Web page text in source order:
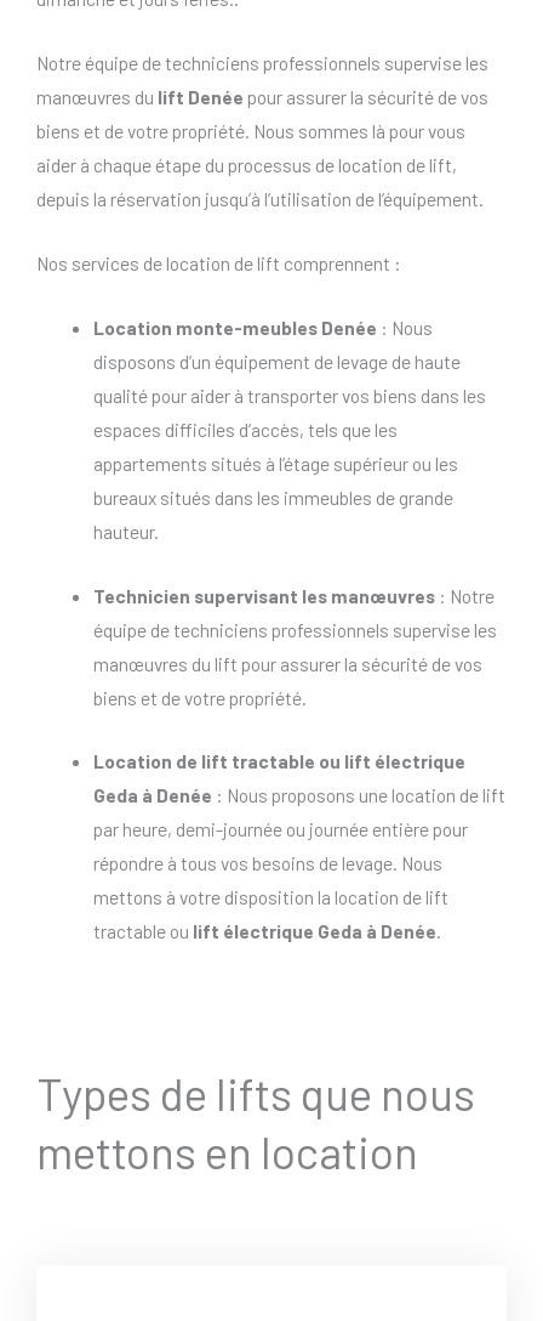
Notre équipe de techniciens professionnels supervise les
manœuvres du lift Denée pour assurer la sécurité de vos
biens et de votre propriété. Nous sommes là pour vous
aider à chaque étape du processus de location de lift,
depuis la réservation jusqu’à l’utilisation de l’équipement.
Nos services de location de lift comprennent :
Location monte-meubles Denée : Nous
disposons d’un équipement de levage de haute
qualité pour aider à transporter vos biens dans les
espaces difficiles d’accès, tels que les
appartements situés à l’étage supérieur ou les
bureaux situés dans les immeubles de grande
hauteur.
Technicien supervisant les manœuvres: Notre
équipe de techniciens professionnels supervise les
manœuvres du lift pour assurer la sécurité de vos
biens et de votre propriété.
Location de lift tractable ou lift électrique
Geda à Denée : Nous proposons une location de lift
par heure, demi-journée ou journée entière pour
répondre à tous vos besoins de levage. Nous
mettons à votre disposition la location de lift
tractable ou lift électrique Geda à Denée.
Types de lifts que nous
mettons en location